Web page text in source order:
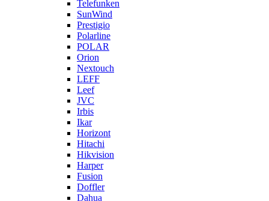
Telefunken
SunWind
Prestigio
Polarline
POLAR
Orion
Nextouch
LEFF
Leef
JVC
Irbis
Ikar
Horizont
Hitachi
Hikvision
Harper
Fusion
Doffler
Dahua